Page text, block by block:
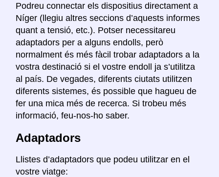
Podreu connectar els dispositius directament a
Níger (llegiu altres seccions d’aquests informes
quant a tensió, etc.). Potser necessitareu
adaptadors per a alguns endolls, però
normalment és més fàcil trobar adaptadors a la
vostra destinació si el vostre endoll ja s’utilitza
al país. De vegades, diferents ciutats utilitzen
diferents sistemes, és possible que hagueu de
fer una mica més de recerca. Si trobeu més
informació, feu-nos-ho saber.
Adaptadors
Llistes d’adaptadors que podeu utilitzar en el
vostre viatge: